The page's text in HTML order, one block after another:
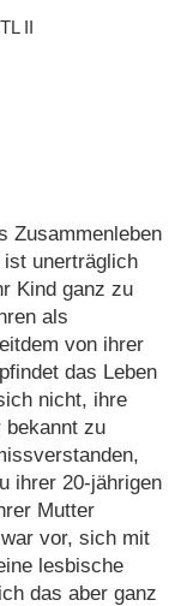
II
Zusammenleben
unerträglich
Kind ganz zu
als
von ihrer
das Leben
nicht, ihre
bekannt zu
ihrer 20-jährigen
Mutter
vor, sich mit
lesbische
das aber ganz